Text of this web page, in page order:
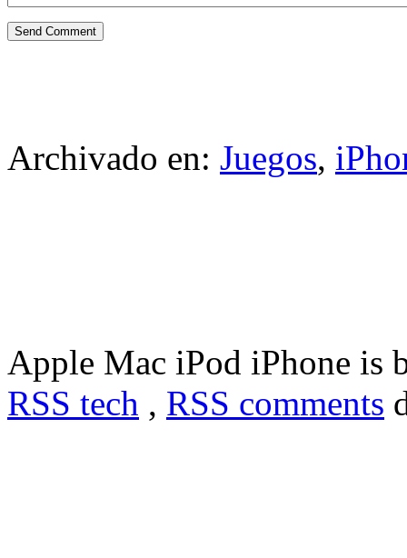
Archivado en: Juegos,
Apple Mac iPod iPhone is
RSS tech , RSS comments